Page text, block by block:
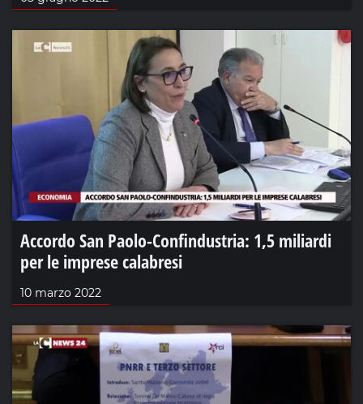
Accordo San Paolo-Confindustria: 1,5 miliardi
per le imprese calabresi
10 marzo 2022